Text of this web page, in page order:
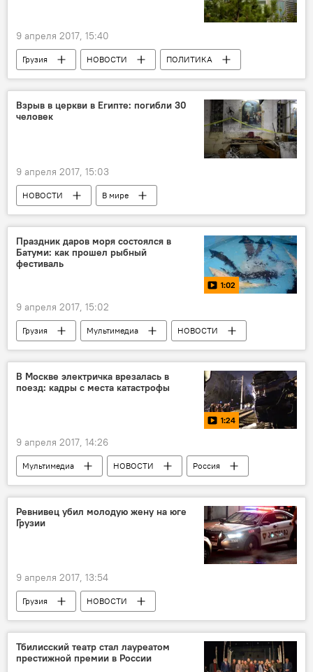
9 апреля 2017, 15:40
Грузия НОВОСТИ ПОЛИТИКА
Взрыв в церкви в Египте: погибли 30
человек
9 апреля 2017, 15:03
НОВОСТИ
В мире
ПРОИСШЕСТВИЯ
Праздник даров моря состоялся в
Батуми: как прошел рыбный
фестиваль
1:02
9 апреля 2017, 15:02
Грузия Мультимедиа
НОВОСТИ
Видео
ЭКОНОМИКА
Батуми
Аджария
кулинария
В Москве электричка врезалась в
поезд: кадры с места катастрофы
1:24
9 апреля 2017, 14:26
Мультимедиа НОВОСТИ
Россия
Видео
Москва
катастрофы
ЧП
аварии
Ревнивец убил молодую жену на юге
Грузии
9 апреля 2017, 13:54
Грузия
НОВОСТИ
ПРОИСШЕСТВИЯ
Проблема семейного насилия в Грузии
Тбилисский театр стал лауреатом
престижной премии в России